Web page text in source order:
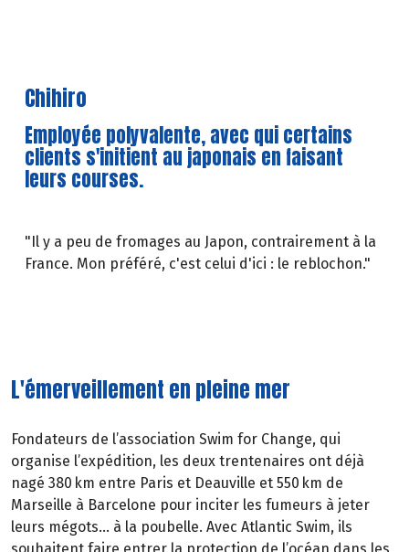
Chihiro
Employée polyvalente, avec qui certains
clients s'initient au japonais en faisant
leurs courses.
"Il y a peu de fromages au Japon, contrairement à la
France. Mon préféré, c'est celui d'ici : le reblochon."
L'émerveillement en pleine mer
Fondateurs de l’association Swim for Change, qui
organise l’expédition, les deux trentenaires ont déjà
nagé 380 km entre Paris et Deauville et 550 km de
Marseille à Barcelone pour inciter les fumeurs à jeter
leurs mégots… à la poubelle. Avec Atlantic Swim, ils